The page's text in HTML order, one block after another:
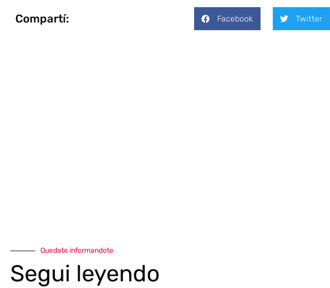
Compartí: Facebook Twitter
Quedate informandote
Segui leyendo